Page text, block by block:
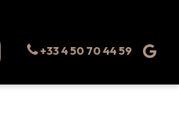
+33 4 50 70 44 59